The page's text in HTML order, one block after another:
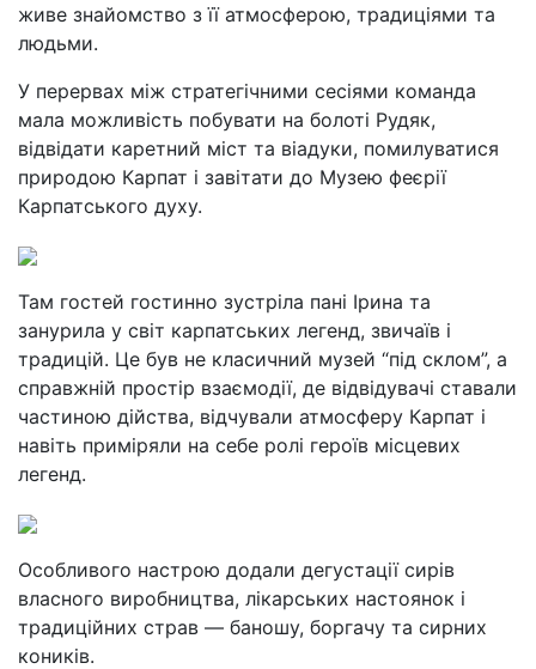
живе знайомство з її атмосферою, традиціями та
людьми.
У перервах між стратегічними сесіями команда
мала можливість побувати на болоті Рудяк,
відвідати каретний міст та віадуки, помилуватися
природою Карпат і завітати до Музею феєрії
Карпатського духу.
Там гостей гостинно зустріла пані Ірина та
занурила у світ карпатських легенд, звичаїв і
традицій. Це був не класичний музей “під склом”, а
справжній простір взаємодії, де відвідувачі ставали
частиною дійства, відчували атмосферу Карпат і
навіть приміряли на себе ролі героїв місцевих
легенд.
Особливого настрою додали дегустації сирів
власного виробництва, лікарських настоянок і
традиційних страв — баношу, боргачу та сирних
коників.